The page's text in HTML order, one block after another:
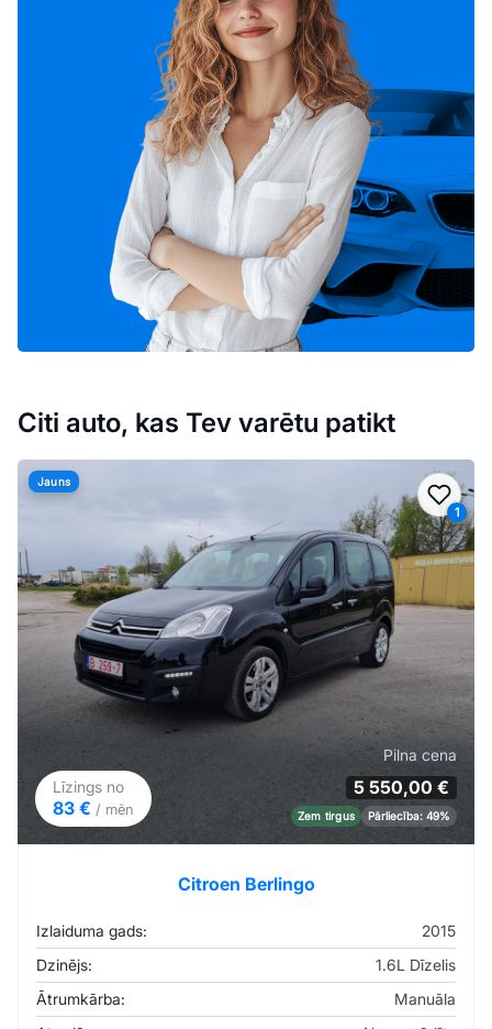
Citi auto, kas Tev varētu patikt
1
Jauns
Līzings no
83 € / mēn
Pilna cena
5 550,00 €
Zem tirgus Pārliecība: 49%
Citroen Berlingo
Izlaiduma gads:
2015
Dzinējs:
1.6L Dīzelis
Ātrumkārba:
Manuāla